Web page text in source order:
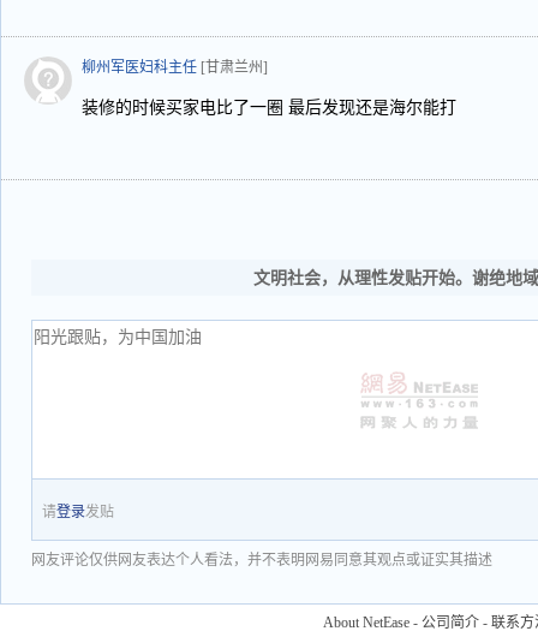
柳州军医妇科主任 [甘肃兰州]
装修的时候买家电比了一圈 最后发现还是海尔能打
文明社会，从理性发贴开始。谢绝地
请登录发贴
网友评论仅供网友表达个人看法，并不表明网易同意其观点或证实其描述
About NetEase - 公司简介 - 联系方